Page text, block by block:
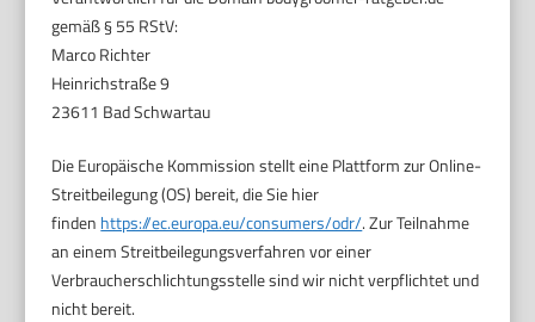
gemäß § 55 RStV:
Marco Richter
Heinrichstraße 9
23611 Bad Schwartau
Die Europäische Kommission stellt eine Plattform zur Online-
Streitbeilegung (OS) bereit, die Sie hier
finden https://ec.europa.eu/consumers/odr/. Zur Teilnahme
an einem Streitbeilegungsverfahren vor einer
Verbraucherschlichtungsstelle sind wir nicht verpflichtet und
nicht bereit.